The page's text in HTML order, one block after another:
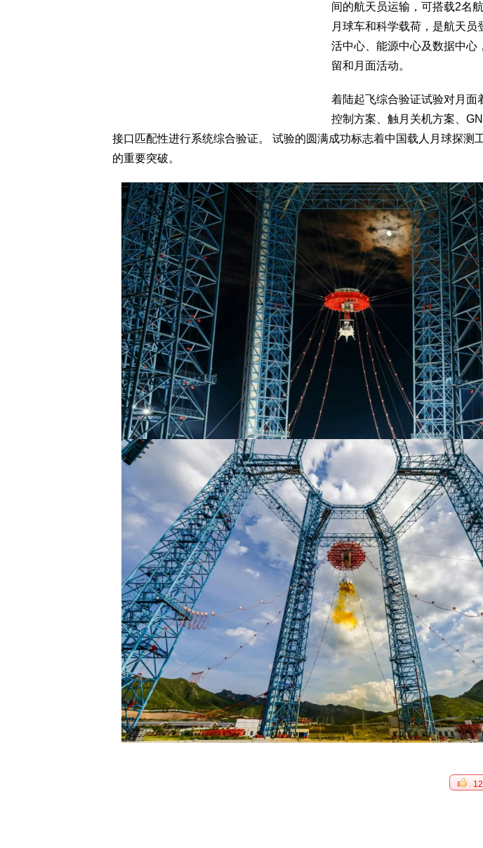
间的航天员运输，可搭载2名
月球车和科学载荷，是航天员
活中心、能源中心及数据中心
留和月面活动。
着陆起飞综合验证试验对月面
控制方案、触月关机方案、
接口匹配性进行系统综合验证。 试验的圆满成功标志着中国载人月球探测
的重要突破。
12